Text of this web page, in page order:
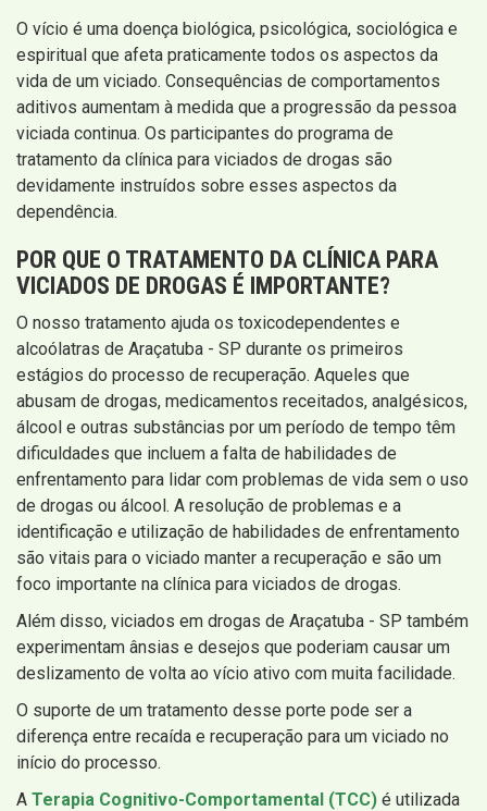
O vício é uma doença biológica, psicológica, sociológica e
espiritual que afeta praticamente todos os aspectos da
vida de um viciado. Consequências de comportamentos
aditivos aumentam à medida que a progressão da pessoa
viciada continua. Os participantes do programa de
tratamento da clínica para viciados de drogas são
devidamente instruídos sobre esses aspectos da
dependência.
POR QUE O TRATAMENTO DA CLÍNICA PARA
VICIADOS DE DROGAS É IMPORTANTE?
O nosso tratamento ajuda os toxicodependentes e
alcoólatras de Araçatuba - SP durante os primeiros
estágios do processo de recuperação. Aqueles que
abusam de drogas, medicamentos receitados, analgésicos,
álcool e outras substâncias por um período de tempo têm
dificuldades que incluem a falta de habilidades de
enfrentamento para lidar com problemas de vida sem o uso
de drogas ou álcool. A resolução de problemas e a
identificação e utilização de habilidades de enfrentamento
são vitais para o viciado manter a recuperação e são um
foco importante na clínica para viciados de drogas.
Além disso, viciados em drogas de Araçatuba - SP também
experimentam ânsias e desejos que poderiam causar um
deslizamento de volta ao vício ativo com muita facilidade.
O suporte de um tratamento desse porte pode ser a
diferença entre recaída e recuperação para um viciado no
início do processo.
A Terapia Cognitivo-Comportamental (TCC) é utilizada